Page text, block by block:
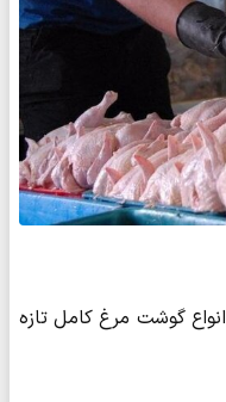
گوشت مرغ کامل تازه